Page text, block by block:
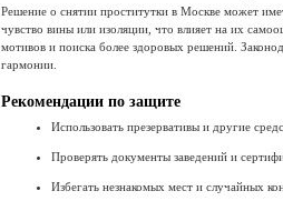
Решение о снятии проститутки в Москве может
чувство вины или изоляции, что влияет на их
мотивов и поиска более здоровых решений.
гармонии.
Рекомендации по защите
Использовать презервативы и другие
Проверять документы заведений и
Избегать незнакомых мест и случайных